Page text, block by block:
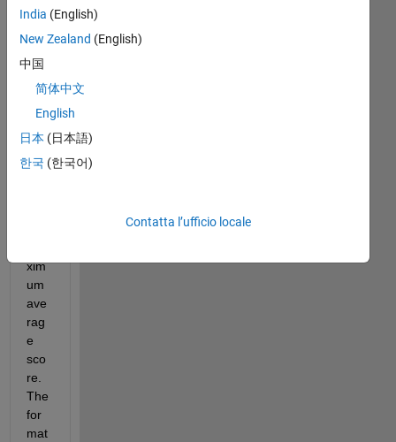
hav
e
the
cod
bel
ow.
It
xim
um
ave
rag
e
sco
re.
The
for
mat
India (English)
New Zealand (English)
中国
简体中文
English
日本 (日本語)
한국 (한국어)
Contatta l’ufficio locale